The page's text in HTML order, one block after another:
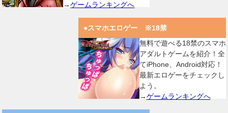
→ゲームランキングへ
●スマホエロゲー ※18禁
無料で遊べる18禁のスマホ
アダルトゲームを紹介！全
てiPhone、Android対応！
最新エロゲーをチェックし
よう。
→ゲームランキングへ